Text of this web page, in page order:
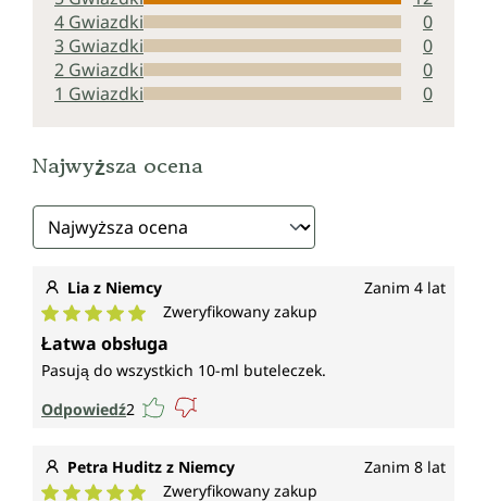
4 Gwiazdki
0
3 Gwiazdki
0
2 Gwiazdki
0
1 Gwiazdki
0
Najwyższa ocena
Lia z Niemcy Zanim 4 lat
Średnia ocena 5 z 5 gwiazdek
Zweryfikowany zakup
Łatwa obsługa
Pasują do wszystkich 10-ml buteleczek.
Odpowiedź2
Petra Huditz z Niemcy Zanim 8 lat
Zweryfikowany zakup